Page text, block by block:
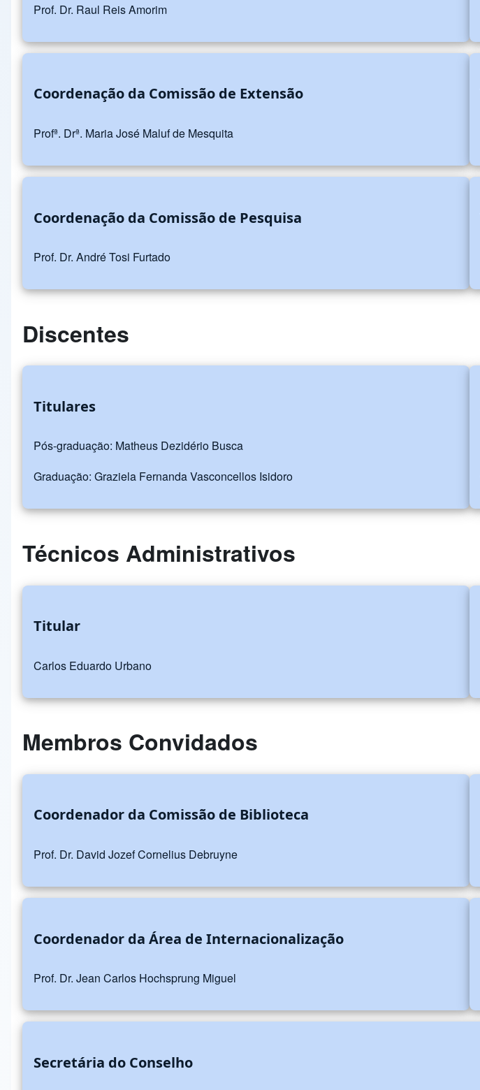
Prof. Dr. Raul Reis Amorim
Coordenação da Comissão de Extensão
Profª. Drª. Maria José Maluf de Mesquita
Coordenação da Comissão de Pesquisa
Prof. Dr. André Tosi Furtado
Discentes
Titulares
Pós-graduação: Matheus Dezidério Busca
Graduação: Graziela Fernanda Vasconcellos Isidoro
Técnicos Administrativos
Titular
Carlos Eduardo Urbano
Membros Convidados
Coordenador da Comissão de Biblioteca
Prof. Dr. David Jozef Cornelius Debruyne
Coordenador da Área de Internacionalização
Prof. Dr. Jean Carlos Hochsprung Miguel
Secretária do Conselho